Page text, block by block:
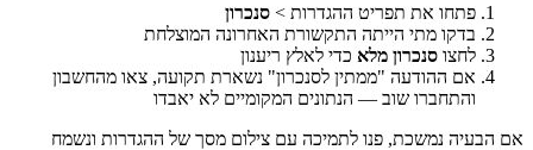
פתחו את תפריט ההגדרות > סנכרון
בדקו מתי הייתה התקשורת האחרונה המוצלחת
לחצו סנכרון מלא כדי לאלץ ריענון
אם ההודעה "ממתין לסנכרון" נשארת תקועה, צאו מהחשבון
והתחברו שוב — הנתונים המקומיים לא יאבדו
אם הבעיה נמשכת, פנו לתמיכה עם צילום מסך של ההגדרות ונשמח